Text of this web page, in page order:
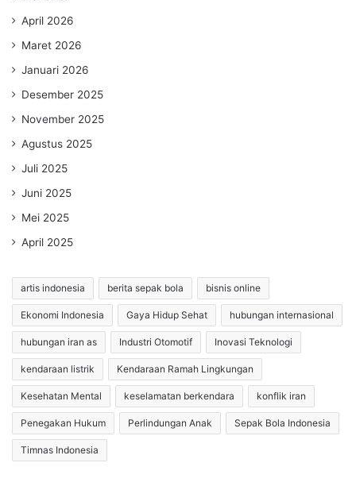
April 2026
Maret 2026
Januari 2026
Desember 2025
November 2025
Agustus 2025
Juli 2025
Juni 2025
Mei 2025
April 2025
artis indonesia berita sepak bola bisnis online
Ekonomi Indonesia Gaya Hidup Sehat hubungan internasional
hubungan iran as Industri Otomotif Inovasi Teknologi
kendaraan listrik Kendaraan Ramah Lingkungan
Kesehatan Mental keselamatan berkendara konflik iran
Penegakan Hukum Perlindungan Anak Sepak Bola Indonesia
Timnas Indonesia